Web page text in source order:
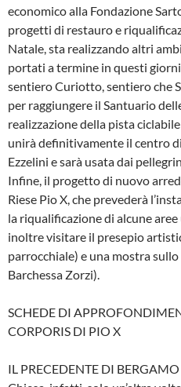
economico alla Fondazione
progetti di restauro e
Natale, sta realizzando altri
portati a termine in questi
sentiero Curiotto, sentiero che
per raggiungere il Santuario
realizzazione della pista
unirà definitivamente il centro
Ezzelini e sarà usata dai
Infine, il progetto di nuovo
Riese Pio X, che prevederà
la riqualificazione di alcune
inoltre visitare il presepio
parrocchiale) e una mostra
Barchessa Zorzi).
SCHEDE DI
CORPORIS DI PIO X
IL PRECEDENTE DI